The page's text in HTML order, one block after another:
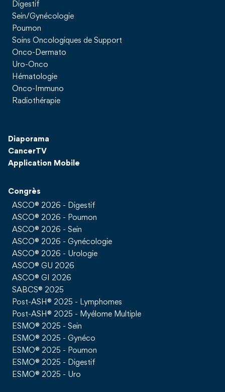
Digestif
Sein/Gynécologie
Poumon
Soins Oncologiques de Support
Onco-Dermato
Uro-Onco
Hématologie
Onco-Immuno
Radiothérapie
Diaporama
CancerTV
Application Mobile
Congrès
ASCO® 2026 - Digestif
ASCO® 2026 - Poumon
ASCO® 2026 - Sein
ASCO® 2026 - Gynécologie
ASCO® 2026 - Urologie
ASCO® GU 2026
ASCO® GI 2026
SABCS® 2025
Post-ASH® 2025 - Lymphomes
Post-ASH® 2025 - Myélome Multiple
ESMO® 2025 - Sein
ESMO® 2025 - Gynéco
ESMO® 2025 - Poumon
ESMO® 2025 - Digestif
ESMO® 2025 - Uro